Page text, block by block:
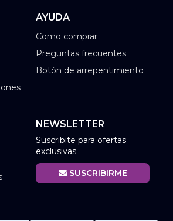
AYUDA
Como comprar
Preguntas frecuentes
Botón de arrepentimiento
NEWSLETTER
Suscribite para ofertas
exclusivas
SUSCRIBIRME